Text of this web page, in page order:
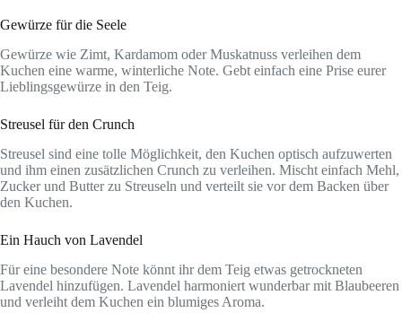
Gewürze für die Seele
Gewürze wie Zimt, Kardamom oder Muskatnuss verleihen dem
Kuchen eine warme, winterliche Note. Gebt einfach eine Prise eurer
Lieblingsgewürze in den Teig.
Streusel für den Crunch
Streusel sind eine tolle Möglichkeit, den Kuchen optisch aufzuwerten
und ihm einen zusätzlichen Crunch zu verleihen. Mischt einfach Mehl,
Zucker und Butter zu Streuseln und verteilt sie vor dem Backen über
den Kuchen.
Ein Hauch von Lavendel
Für eine besondere Note könnt ihr dem Teig etwas getrockneten
Lavendel hinzufügen. Lavendel harmoniert wunderbar mit Blaubeeren
und verleiht dem Kuchen ein blumiges Aroma.